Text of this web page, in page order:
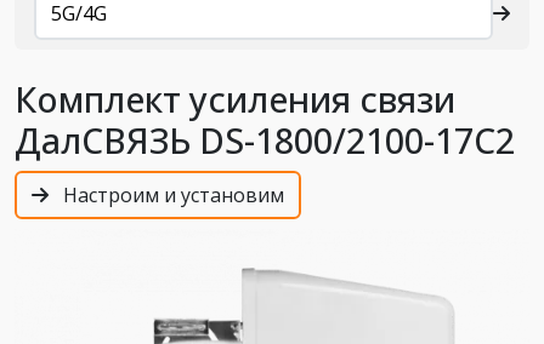
5G/4G
Комплект усиления связи
ДалСВЯЗЬ DS-1800/2100-17С2
Настроим и установим